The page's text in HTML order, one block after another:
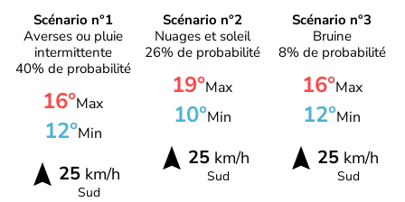
Scénario n°1
Averses ou pluie
intermittente
40% de probabilité
16°Max
12°Min
25km/h
Sud
Scénario n°2
Nuages et soleil
26% de probabilité
19°Max
10°Min
25km/h
Sud
Scénario n°3
Bruine
8% de probabilité
16°Max
12°Min
25 km/h
Sud